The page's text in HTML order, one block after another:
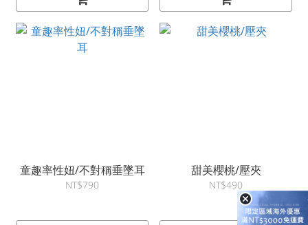
童趣率性妞/不對稱垂墜耳
NT$790
甜美櫻桃/壓夾
NT$490